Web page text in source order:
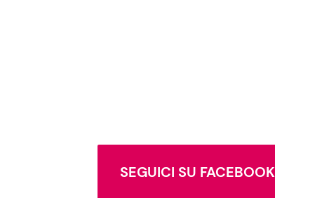
SEGUICI SU FACEBOOK